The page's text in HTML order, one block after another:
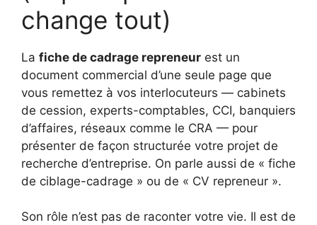
change tout)
La fiche de cadrage repreneur est un
document commercial d’une seule page que
vous remettez à vos interlocuteurs — cabinets
de cession, experts-comptables, CCI, banquiers
d’affaires, réseaux comme le CRA — pour
présenter de façon structurée votre projet de
recherche d’entreprise. On parle aussi de « fiche
de ciblage-cadrage » ou de « CV repreneur ».
Son rôle n’est pas de raconter votre vie. Il est de